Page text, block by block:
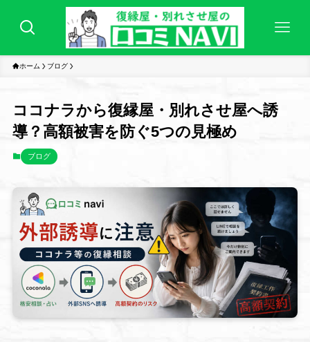
ホーム ブログ
ココナラから復縁屋・別れさせ屋へ誘
導？高額被害を防ぐ5つの見極め
ブログ